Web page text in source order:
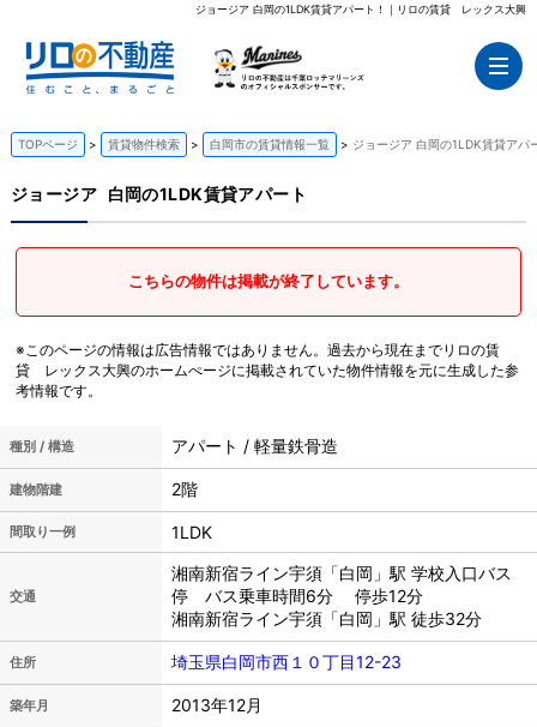
ジョージア 白岡の1LDK賃貸アパート！｜リロの賃貸 レックス大興
TOPページ 賃貸物件検索 白岡市の賃貸情報一覧 ジョージア 白岡の1LDK賃貸アパ
ジョージア 白岡の1LDK賃貸アパート
こちらの物件は掲載が終了しています。
※このページの情報は広告情報ではありません。過去から現在までリロの賃
貸 レックス大興のホームぺージに掲載されていた物件情報を元に生成した参
考情報です。
種別 / 構造 アパート / 軽量鉄骨造
建物階建 2階
間取り一例 1LDK
交通
湘南新宿ライン宇須「白岡」駅 学校入口バス
停 バス乗車時間6分 停歩12分
湘南新宿ライン宇須「白岡」駅 徒歩32分
住所 埼玉県白岡市西１０丁目12-23
築年月 2013年12月